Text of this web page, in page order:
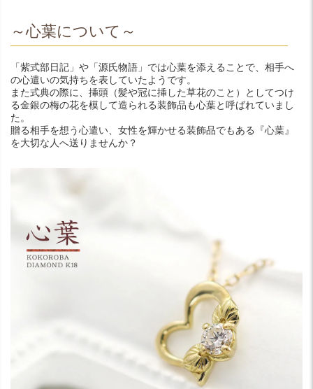
～心葉について～
「紫式部日記」や「源氏物語」では心葉を添えることで、相手へ
の心遣いの気持ちを表していたようです。
また式典の際に、挿頭（髪や冠に挿した草花のこと）としてつけ
る金銀の梅の花を模して造られる装飾品も心葉と呼ばれていまし
た。
贈る相手を想う心遣い、女性を輝かせる装飾品でもある『心葉』
を大切な人へ送りませんか？